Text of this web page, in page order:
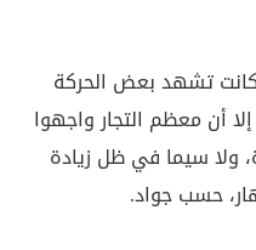
كانت تشهد بعض الحركة
أن معظم التجار واجهوا
ولا سيما في ظل زيادة
حسب جواد.